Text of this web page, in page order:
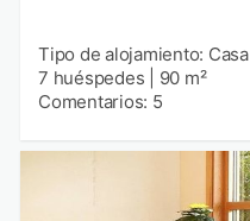
Tipo de alojamiento: Casa
7 huéspedes
90 m²
Comentarios: 5